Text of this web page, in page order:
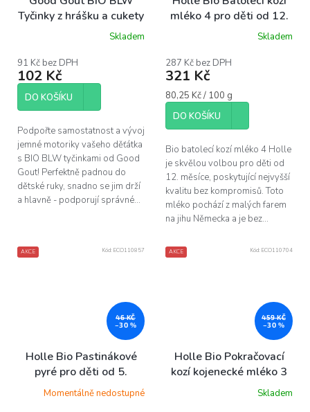
Tyčinky z hrášku a cukety
Skladem
91 Kč bez DPH
102 Kč
DO KOŠÍKU
Podpořte samostatnost a vývoj
jemné motoriky vašeho děťátka
s BIO BLW tyčinkami od Good
Gout! Perfektně padnou do
dětské ruky, snadno se jim drží
a hlavně - podporují správné...
mléko 4 pro děti od 12.
měsíce, 400 gSkladem
287 Kč bez DPH
321 Kč
Měrná
cena:
80,25 Kč / 100 g
DO KOŠÍKU
Bio batolecí kozí mléko 4 Holle
je skvělou volbou pro děti od
12. měsíce, poskytující nejvyšší
kvalitu bez kompromisů. Toto
mléko pochází z malých farem
na jihu Německa a je bez...
AKCE
46 KČ
–30 %
Holle Bio Pastinákové
pyré pro děti od 5.
měsíce, 125 g
Momentálně nedostupné
Kód: ECO110857 AKCE
459 KČ
–30 %
Holle Bio Pokračovací
kozí kojenecké mléko 3
pro děti od 10. měsíce,
Skladem
Kód: ECO110704